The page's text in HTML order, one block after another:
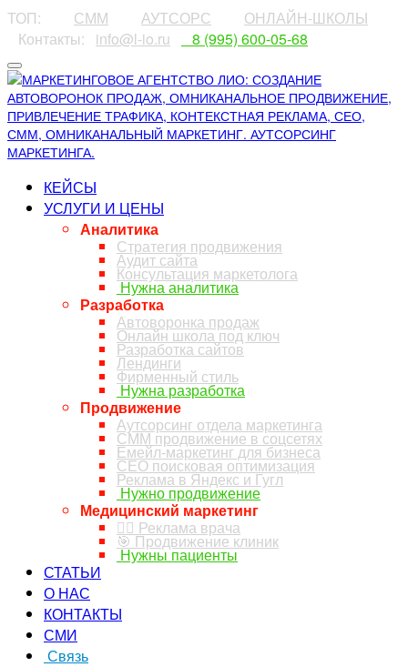
ТОП: СММ АУТСОРС
ОНЛАЙН-ШКОЛЫ
⠀Контакты:⠀ info@l-io.ru ⠀8 (995) 600-05-68
КЕЙСЫ
УСЛУГИ И ЦЕНЫ
Аналитика
Стратегия продвижения
Аудит сайта
Консультация маркетолога
Нужна аналитика
Разработка
Автоворонка продаж
Онлайн школа под ключ
Разработка сайтов
Лендинги
Фирменный стиль
Нужна разработка
Продвижение
Аутсорсинг отдела маркетинга
СММ продвижение в соцсетях
Емейл-маркетинг для бизнеса
СЕО поисковая оптимизация
Реклама в Яндекс и Гугл
Нужно продвижение
Медицинский маркетинг
👨‍⚕️ Реклама врача
🎯 Продвижение клиник
Нужны пациенты
СТАТЬИ
О НАС
КОНТАКТЫ
СМИ
Связь